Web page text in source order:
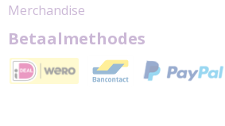
Merchandise
Betaalmethodes